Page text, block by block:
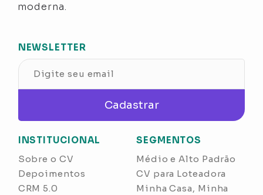
moderna.
INSTITUCIONAL
Sobre o CV
Depoimentos
CRM 5.0
SEGMENTOS
Médio e Alto Padrão
CV para Loteadora
Minha Casa, Minha
NEWSLETTER
Cadastrar